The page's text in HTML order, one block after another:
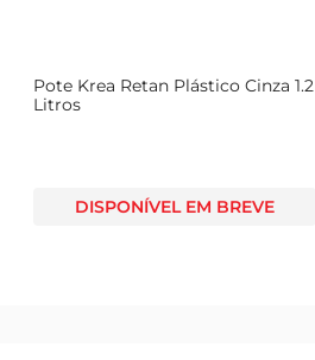
Pote Krea Retan Plástico Cinza 1.2
Litros
DISPONÍVEL EM BREVE